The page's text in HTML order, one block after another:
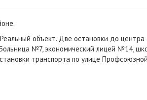
объект. Две остановки до центра
№7, экономический лицей №14,
транспорта по улице